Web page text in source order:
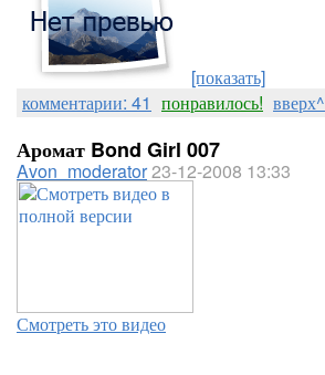
[показать]
комментарии: 41 понравилось! вверх^
Аромат Bond Girl 007
Avon_moderator23-12-2008 13:33
Смотреть это видео